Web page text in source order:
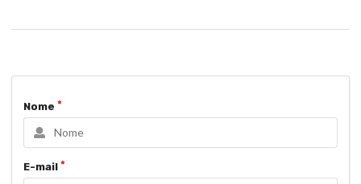
Nome
E-mail